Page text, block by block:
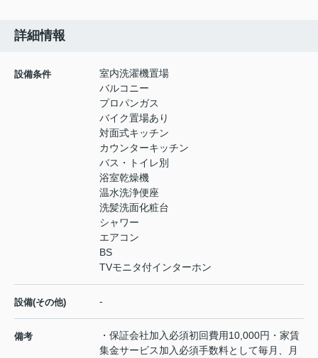
詳細情報
設備条件
室内洗濯機置場
バルコニー
プロパンガス
バイク置場あり
対面式キッチン
カウンターキッチン
バス・トイレ別
浴室乾燥機
温水洗浄便座
洗髪洗面化粧台
シャワー
エアコン
BS
TVモニタ付インターホン
設備(その他) -
備考
・保証会社加入必須初回費用10,000円・家賃
集金サービス加入必須手数料として毎月、月